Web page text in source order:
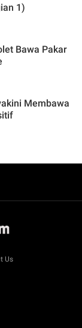
1)
Bawa Pakar
Membawa
Us